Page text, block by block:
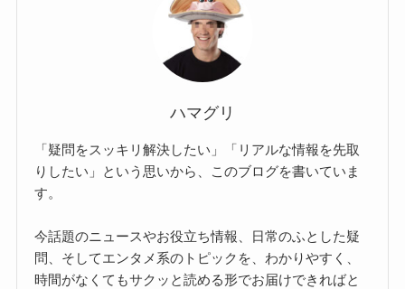
ハマグリ
「疑問をスッキリ解決したい」「リアルな情報を先取
りしたい」という思いから、このブログを書いていま
す。
今話題のニュースやお役立ち情報、日常のふとした疑
問、そしてエンタメ系のトピックを、わかりやすく、
時間がなくてもサクッと読める形でお届けできればと